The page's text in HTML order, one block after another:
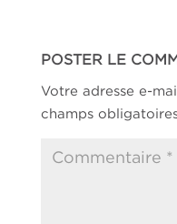
POSTER LE
Votre adresse e-
champs